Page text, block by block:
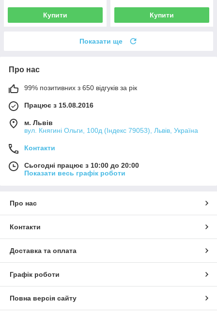
Купити Купити
Показати ще
Про нас
99% позитивних з 650 відгуків за рік
Працює з 15.08.2016
м. Львів
вул. Княгині Ольги, 100д (Індекс 79053), Львів, Україна
Контакти
Сьогодні працює з 10:00 до 20:00
Показати весь графік роботи
Про нас
Контакти
Доставка та оплата
Графік роботи
Повна версія сайту